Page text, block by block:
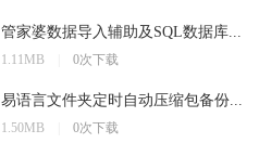
管家婆数据导入辅助及SQL数据库...
1.11MB 0次下载
易语言文件夹定时自动压缩包备份...
1.50MB 0次下载